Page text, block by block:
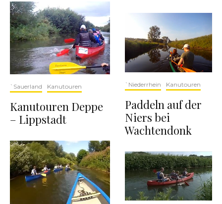
`Sauerland Kanutouren
Kanutouren Deppe
– Lippstadt
`Niederrhein Kanutouren
Paddeln auf der
Niers bei
Wachtendonk